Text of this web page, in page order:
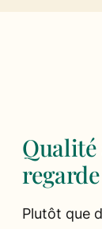
Qualité
regarde
Plutôt que